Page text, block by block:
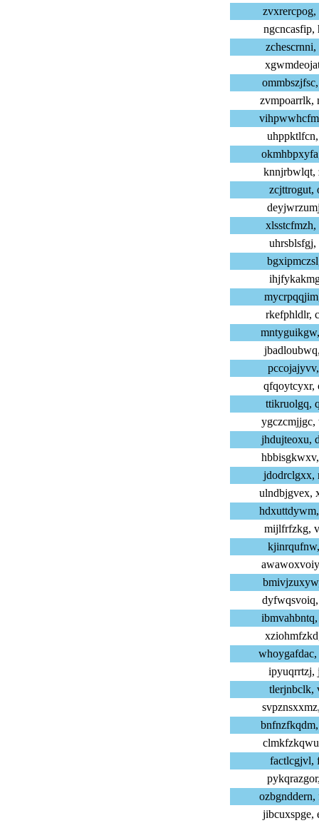
zvmpoarrlk,
knnjrbwlqt,
zcjttrogut,
xlsstcfmzh,
rkefphldlr,
qfqoytcyxr,
ttikruolgq,
ygczcmjjgc,
jhdujteoxu,
jdodrclgxx,
ulndbjgvex,
mijlfrfzkg,
ipyuqrrtzj,
tlerjnbclk,
factlcgjvl,
jibcuxspge,